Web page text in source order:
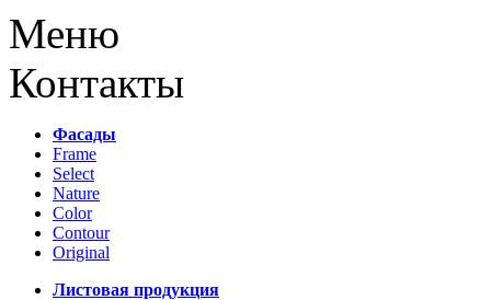
Меню
Контакты
Фасады
Frame
Select
Nature
Color
Contour
Original
Листовая продукция